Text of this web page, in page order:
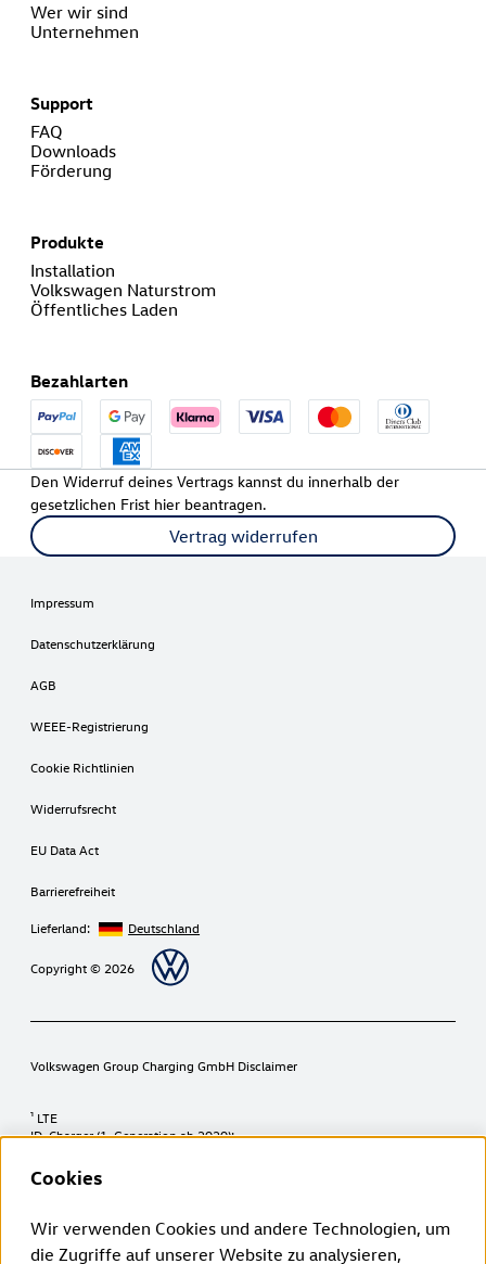
Wer wir sind
Unternehmen
Support
FAQ
Downloads
Förderung
Produkte
Installation
Volkswagen Naturstrom
Öffentliches Laden
Bezahlarten
Den Widerruf deines Vertrags kannst du innerhalb der
gesetzlichen Frist hier beantragen.
Vertrag widerrufen
Impressum
Datenschutzerklärung
AGB
WEEE-Registrierung
Cookie Richtlinien
Widerrufsrecht
EU Data Act
Barrierefreiheit
Lieferland: Deutschland
Copyright © 2026
Volkswagen Group Charging GmbH Disclaimer
¹ LTE
ID. Charger (1. Generation ab 2020):
Mitgliedsstaaten sowie im Vereinigten Königreich, der Schweiz, und
Norwegen genutzt werden.
Die LTE-Funktionalität darf ausschließlich innerhalb der EU-
Mitgliedsstaaten sowie im Vereinigten Königreich, der Schweiz,
Liechtenstein, Island und Norwegen genutzt werden.
Cookies
Wir verwenden Cookies und andere Technologien, um
die Zugriffe auf unserer Website zu analysieren,